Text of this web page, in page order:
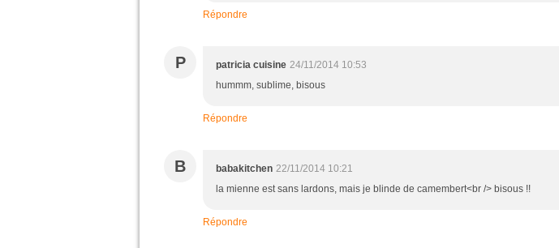
Répondre
P patricia cuisine 24/11/2014 10:53
hummm, sublime, bisous
Répondre
B babakitchen 22/11/2014 10:21
la mienne est sans lardons, mais je blinde de camembert<br /> bisous !!
Répondre